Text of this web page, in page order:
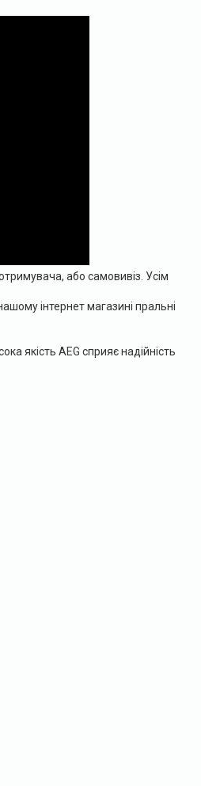
або самовивіз. Усім
інтернет магазині пральні
якість AEG сприяє надійність